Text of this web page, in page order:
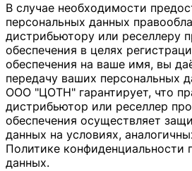
В случае необходимости
персональных данных
дистрибьютору или реселлеру
обеспечения в целях
обеспечения на ваше имя, вы
передачу ваших персональных
ООО "ЦОТН" гарантирует, что
дистрибьютор или реселлер
обеспечения осуществляет
данных на условиях,
Политике конфиденциальности
данных.